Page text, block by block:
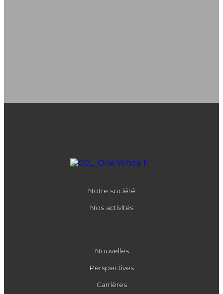
Notre société
Nos activités
Nouvelles
Perspectives
Carrières